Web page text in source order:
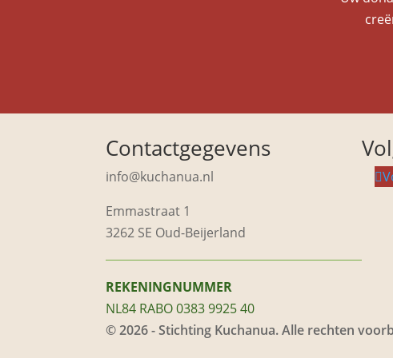
Contactgegevens
info@kuchanua.nl
Emmastraat 1
3262 SE Oud-Beijerland
REKENINGNUMMER
NL84 RABO 0383 9925 40
© 2026 - Stichting Kuchanua. Alle rechten